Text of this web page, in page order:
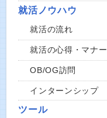
就活ノウハウ
就活の流れ
就活の心得・マナー
OB/OG訪問
インターンシップ
ツール